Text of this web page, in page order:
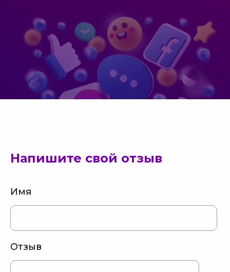
Напишите свой отзыв
Имя
Отзыв